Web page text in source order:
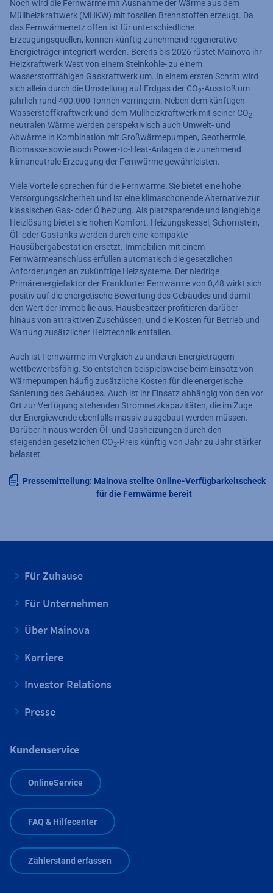
Noch wird die Fernwärme mit Ausnahme der Wärme aus dem
Müllheizkraftwerk (MHKW) mit fossilen Brennstoffen erzeugt. Da
das Fernwärmenetz oﬀen ist für unterschiedliche
Erzeugungsquellen, können künftig zunehmend regenerative
Energieträger integriert werden. Bereits bis 2026 rüstet Mainova ihr
Heizkraftwerk West von einem Steinkohle- zu einem
wasserstoﬀfähigen Gaskraftwerk um. In einem ersten Schritt wird
sich allein durch die Umstellung auf Erdgas der CO2-Ausstoß um
jährlich rund 400.000 Tonnen verringern. Neben dem künftigen
Wasserstoﬀkraftwerk und dem Müllheizkraftwerk mit seiner CO2-
neutralen Wärme werden perspektivisch auch Umwelt- und
Abwärme in Kombination mit Großwärmepumpen, Geothermie,
Biomasse sowie auch Power-to-Heat-Anlagen die zunehmend
klimaneutrale Erzeugung der Fernwärme gewährleisten.
Viele Vorteile sprechen für die Fernwärme: Sie bietet eine hohe
Versorgungssicherheit und ist eine klimaschonende Alternative zur
klassischen Gas- oder Ölheizung. Als platzsparende und langlebige
Heizlösung bietet sie hohen Komfort. Heizungskessel, Schornstein,
Öl- oder Gastanks werden durch eine kompakte
Hausübergabestation ersetzt. Immobilien mit einem
Fernwärmeanschluss erfüllen automatisch die gesetzlichen
Anforderungen an zukünftige Heizsysteme. Der niedrige
Primärenergiefaktor der Frankfurter Fernwärme von 0,48 wirkt sich
positiv auf die energetische Bewertung des Gebäudes und damit
den Wert der Immobilie aus. Hausbesitzer profitieren darüber
hinaus von attraktiven Zuschüssen, und die Kosten für Betrieb und
Wartung zusätzlicher Heiztechnik entfallen.
Auch ist Fernwärme im Vergleich zu anderen Energieträgern
wettbewerbsfähig. So entstehen beispielsweise beim Einsatz von
Wärmepumpen häufig zusätzliche Kosten für die energetische
Sanierung des Gebäudes. Auch ist ihr Einsatz abhängig von den vor
Ort zur Verfügung stehenden Stromnetzkapazitäten, die im Zuge
der Energiewende ebenfalls massiv ausgebaut werden müssen.
Darüber hinaus werden Öl- und Gasheizungen durch den
steigenden gesetzlichen CO2-Preis künftig von Jahr zu Jahr stärker
belastet.
Pressemitteilung: Mainova stellte Online-Verfügbarkeitscheck
für die Fernwärme bereit
Für Zuhause
Für Unternehmen
Über Mainova
Karriere
Investor Relations
Presse
Kundenservice
OnlineService
FAQ & Hilfecenter
Zählerstand erfassen